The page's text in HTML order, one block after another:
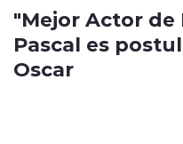
"Mejor Actor de
Pascal es
Oscar